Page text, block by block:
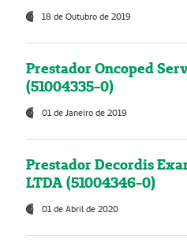
18 de Outubro de 2019
Prestador Oncoped
(51004335-0)
01 de Janeiro de 2019
Prestador Decordis
LTDA (51004346-0)
01 de Abril de 2020